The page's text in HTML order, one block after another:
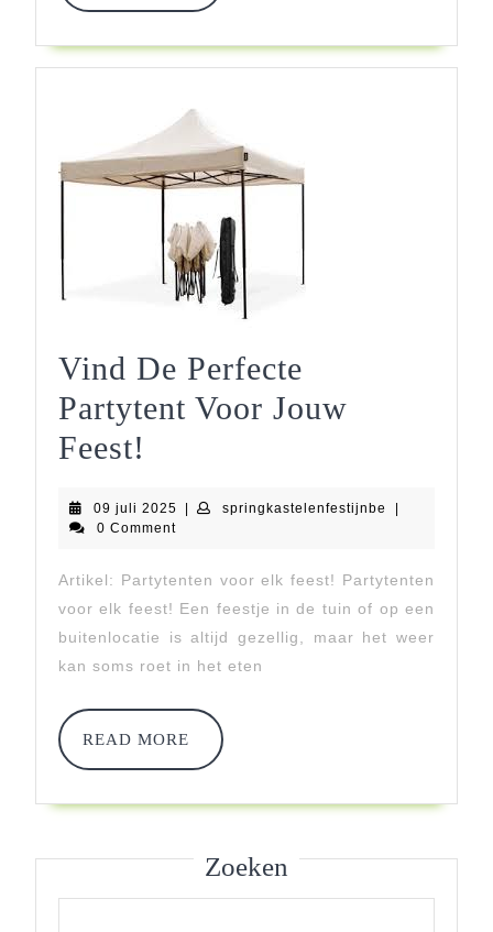
MORE
Vind De Perfecte
Partytent Voor Jouw
Feest!
Perfecte
Voor
Jouw
09 juli 2025 09
springkastelenfestijnbe
0 Comment
Artikel: Partytenten voor elk feest! Partytenten
voor elk feest! Een feestje in de tuin of op een
buitenlocatie is altijd gezellig, maar het weer
kan soms roet in het eten
READ MORE
READ
MORE
Zoeken